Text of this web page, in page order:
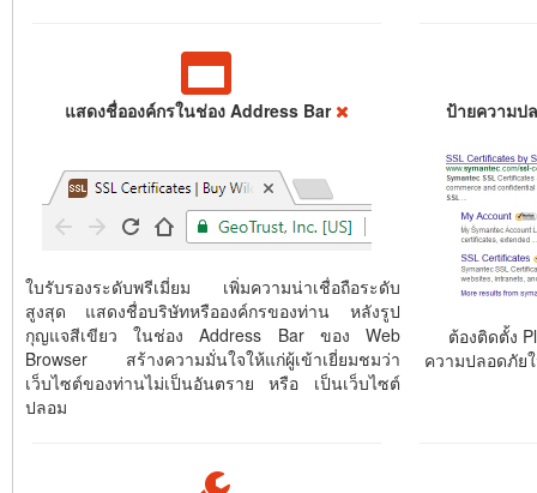
แสดงชื่อองค์กรในช่อง Address Bar
ใบรับรองระดับพรีเมี่ยม เพิ่มความน่าเชื่อถือระดับ
สูงสุด แสดงชื่อบริษัทหรือองค์กรของท่าน หลังรูป
กุญแจสีเขียว ในช่อง Address Bar ของ Web
Browser สร้างความมั่นใจให้แก่ผู้เข้าเยี่ยมชมว่า
เว็บไซต์ของท่านไม่เป็นอันตราย หรือ เป็นเว็บไซต์
ปลอม
ป้ายความป
ต้องติดตั้ง
ความปลอดภัย